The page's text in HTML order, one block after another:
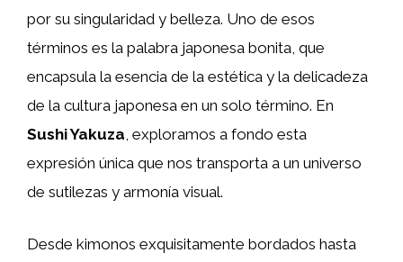
por su singularidad y belleza. Uno de esos
términos es la palabra japonesa bonita, que
encapsula la esencia de la estética y la delicadeza
de la cultura japonesa en un solo término. En
Sushi Yakuza, exploramos a fondo esta
expresión única que nos transporta a un universo
de sutilezas y armonía visual.
Desde kimonos exquisitamente bordados hasta